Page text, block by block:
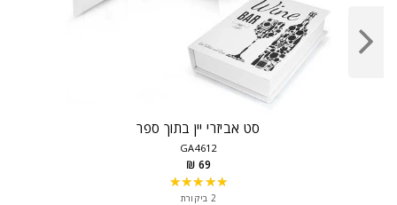
סט אביזרי יין בתוך ספר
GA4612
69 ₪
★★★★★
2 ביקורת